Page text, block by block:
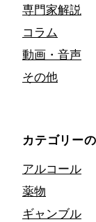
専門家解説
コラム
動画・音声
その他
カテゴリー
アルコール
薬物
ギャンブル